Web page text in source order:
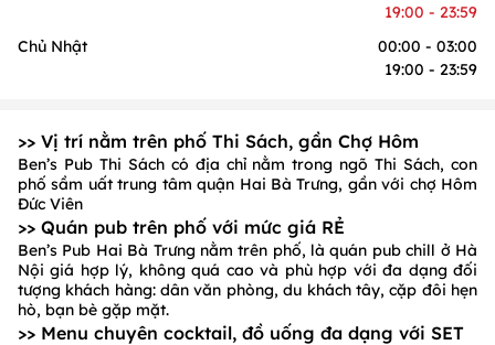
19:00 - 23:59
Chủ Nhật
00:00 - 03:00
19:00 - 23:59
>> Vị trí nằm trên phố Thi Sách, gần Chợ Hôm
Ben’s Pub Thi Sách có địa chỉ nằm trong ngõ Thi Sách, con
phố sầm uất trung tâm quận Hai Bà Trưng, gần với chợ Hôm
Đức Viên
>> Quán pub trên phố với mức giá RẺ
Ben’s Pub Hai Bà Trưng nằm trên phố, là quán pub chill ở Hà
Nội giá hợp lý, không quá cao và phù hợp với đa dạng đối
tượng khách hàng: dân văn phòng, du khách tây, cặp đôi hẹn
hò, bạn bè gặp mặt.
>> Menu chuyên cocktail, đồ uống đa dạng với SET